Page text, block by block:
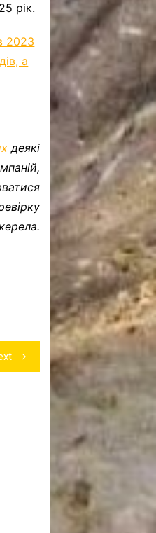
рік.
2023
а
деякі